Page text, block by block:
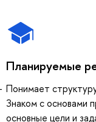
Планируемые
Понимает
Знаком с основами
основные цели и